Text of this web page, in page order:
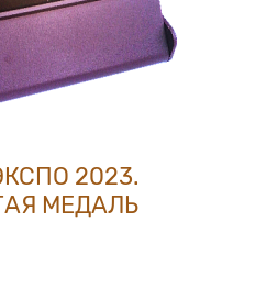
2023.
МЕДАЛЬ